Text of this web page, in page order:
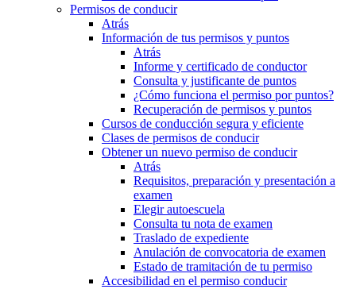
Permisos de conducir
Atrás
Información de tus permisos y puntos
Atrás
Informe y certificado de conductor
Consulta y justificante de puntos
¿Cómo funciona el permiso por puntos?
Recuperación de permisos y puntos
Cursos de conducción segura y eficiente
Clases de permisos de conducir
Obtener un nuevo permiso de conducir
Atrás
Requisitos, preparación y presentación a
examen
Elegir autoescuela
Consulta tu nota de examen
Traslado de expediente
Anulación de convocatoria de examen
Estado de tramitación de tu permiso
Accesibilidad en el permiso conducir